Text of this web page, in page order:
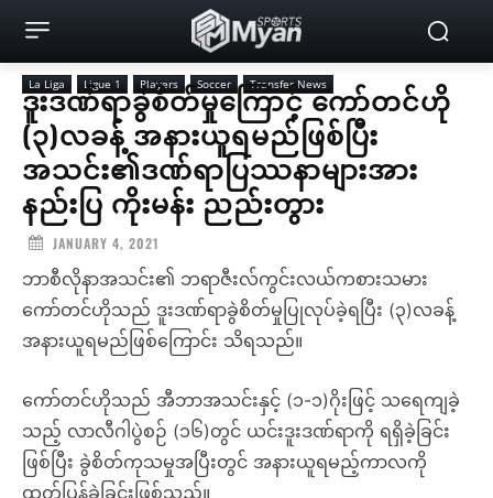
La Liga Ligue 1 Players Soccer Transfer News
ဒူးဒဏ်ရာခွဲစိတ်မှုကြောင့် ကော်တင်ဟို
(၃)လခန့် အနားယူရမည်ဖြစ်ပြီး
အသင်း၏ဒဏ်ရာပြဿနာများအား
နည်းပြ ကိုးမန်း ညည်းတွား
JANUARY 4, 2021
ဘာစီလိုနာအသင်း၏ ဘရာဇီးလ်ကွင်းလယ်ကစားသမား
ကော်တင်ဟိုသည် ဒူးဒဏ်ရာခွဲစိတ်မှုပြုလုပ်ခဲ့ရပြီး (၃)လခန့်
အနားယူရမည်ဖြစ်ကြောင်း သိရသည်။
ကော်တင်ဟိုသည် အီဘာအသင်းနှင့် (၁-၁)ဂိုးဖြင့် သရေကျခဲ့
သည့် လာလီဂါပွဲစဉ် (၁၆)တွင် ယင်းဒူးဒဏ်ရာကို ရရှိခဲ့ခြင်း
ဖြစ်ပြီး ခွဲစိတ်ကုသမှုအပြီးတွင် အနားယူရမည့်ကာလကို
ထုတ်ပြန်ခဲ့ခြင်းဖြစ်သည်။